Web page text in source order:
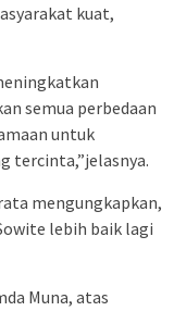
kuat,
semua perbedaan
untuk
tercinta,”jelasnya.
mengungkapkan,
lebih baik lagi
Muna, atas